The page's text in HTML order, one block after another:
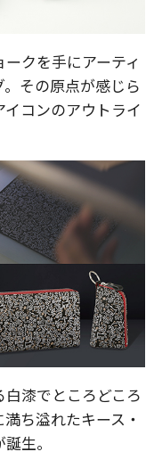
クを手にアーティ
その原点が感じら
コンのアウトライ
漆でところどころ
ち溢れたキース・
生。